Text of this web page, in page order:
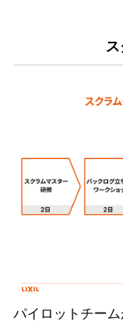
パイロットチー